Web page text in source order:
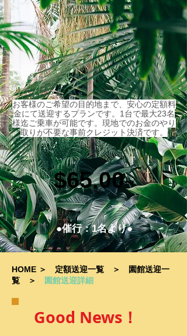
お客様のご希望の目的地まで、安心の定額料
金にて送迎するプランです。1台で最大23名
様迄ご乗車が可能です。現地でのお金のやり
取りが不要な事前クレジット決済です。
$65.00~
●催行：1名より●
HOME ＞ 定額送迎一覧 ＞
園館送迎一
覧 ＞ 園館送迎詳細
Good News！